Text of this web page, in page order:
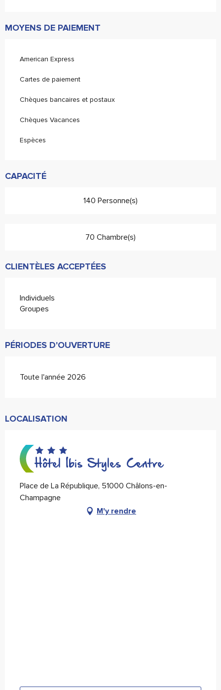
MOYENS DE PAIEMENT
American Express
Cartes de paiement
Chèques bancaires et postaux
Chèques Vacances
Espèces
CAPACITÉ
140 Personne(s)
70 Chambre(s)
CLIENTÈLES ACCEPTÉES
Individuels
Groupes
PÉRIODES D'OUVERTURE
Toute l'année 2026
LOCALISATION
Hôtel Ibis Styles Centre
Place de La République, 51000 Châlons-en-
Champagne
M'y rendre